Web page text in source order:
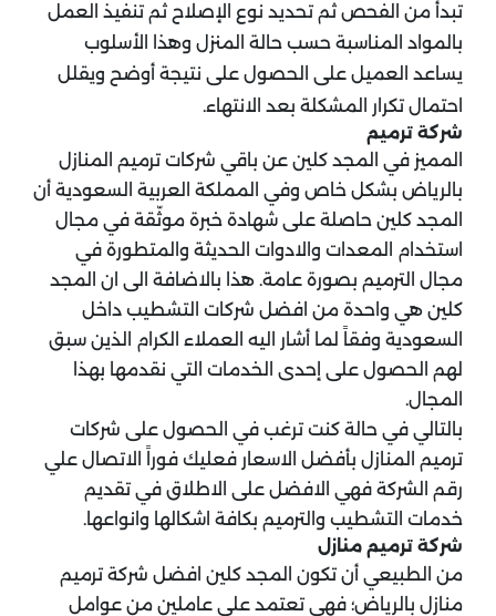
تبدأ من الفحص ثم تحديد نوع الإصلاح ثم تنفيذ العمل
بالمواد المناسبة حسب حالة المنزل وهذا الأسلوب
يساعد العميل على الحصول على نتيجة أوضح ويقلل
احتمال تكرار المشكلة بعد الانتهاء.
شركة ترميم
المميز في المجد كلين عن باقي شركات ترميم المنازل
بالرياض بشكل خاص وفي المملكة العربية السعودية أن
المجد كلين حاصلة على شهادة خبرة موثّقة في مجال
استخدام المعدات والادوات الحديثة والمتطورة في
مجال الترميم بصورة عامة. هذا بالاضافة الى ان المجد
كلين هي واحدة من افضل شركات التشطيب داخل
السعودية وفقاً لما أشار اليه العملاء الكرام الذين سبق
لهم الحصول على إحدى الخدمات التي نقدمها بهذا
المجال.
بالتالي في حالة كنت ترغب في الحصول على شركات
ترميم المنازل بأفضل الاسعار فعليك فوراً الاتصال علي
رقم الشركة فهي الافضل على الاطلاق في تقديم
خدمات التشطيب والترميم بكافة اشكالها وانواعها.
شركة ترميم منازل
من الطبيعي أن تكون المجد كلين افضل شركة ترميم
منازل بالرياض؛ فهي تعتمد على عاملين من عوامل